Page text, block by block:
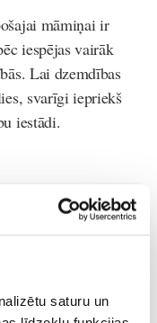
saturu un
māmiņai ir
iespējas vairāk
Lai dzemdības
svarīgi iepriekš
iestādi.